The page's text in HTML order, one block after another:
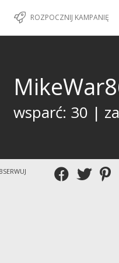
ROZPOCZNIJ KAMPANIĘ
wsparć: 30 |